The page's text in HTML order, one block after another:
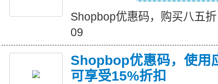
Shopbop优惠码，购买八五
09
Shopbop优惠码，使用
可享受15%折扣